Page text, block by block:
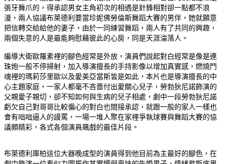
張牙舞爪的，得承認男女主角初次的相遇是針鋒相對卻一點都不浪
漫，兩人協議布萊德利要當珍妮佛勞倫斯舞蹈大賽的男伴，她就願意
把信轉交給給他的妻子，由於一同練習舞蹈，兩人有了共同的興趣，
兩個失意的人是最能夠慰藉彼此的心房，同是天涯淪落人。
編導大衛歐羅素裡的腳色經常是外放，演員們說起對白經常是像是連
珠炮一般不停掃射，加入導演擅長的手持影像以增加真實感，燃燒鬥
魂裡的瑪莉莎里歐以及愛美亞當斯皆是如此，本片也是導演擅長的中
心主題家庭，一家人都毫不吝嗇付出愛關心兒子，勞勃狄尼諾飾演的
父親愛子親切，卻不知如何與生病的兒子相處，劇中一段勞勃狄尼諾
虧欠自己對哥哥比較偏心的對白也間接承認，就跟一般的家人一樣也
會有咄咄逼人的謾罵，一場一堆人聚在家裡爭執球賽與舞蹈大賽的協
議頗精彩，各式各個演員飆戲的最佳片段。
布萊德利庫柏這位大器晚成型的演員得到他目前為主最好的腳色，在